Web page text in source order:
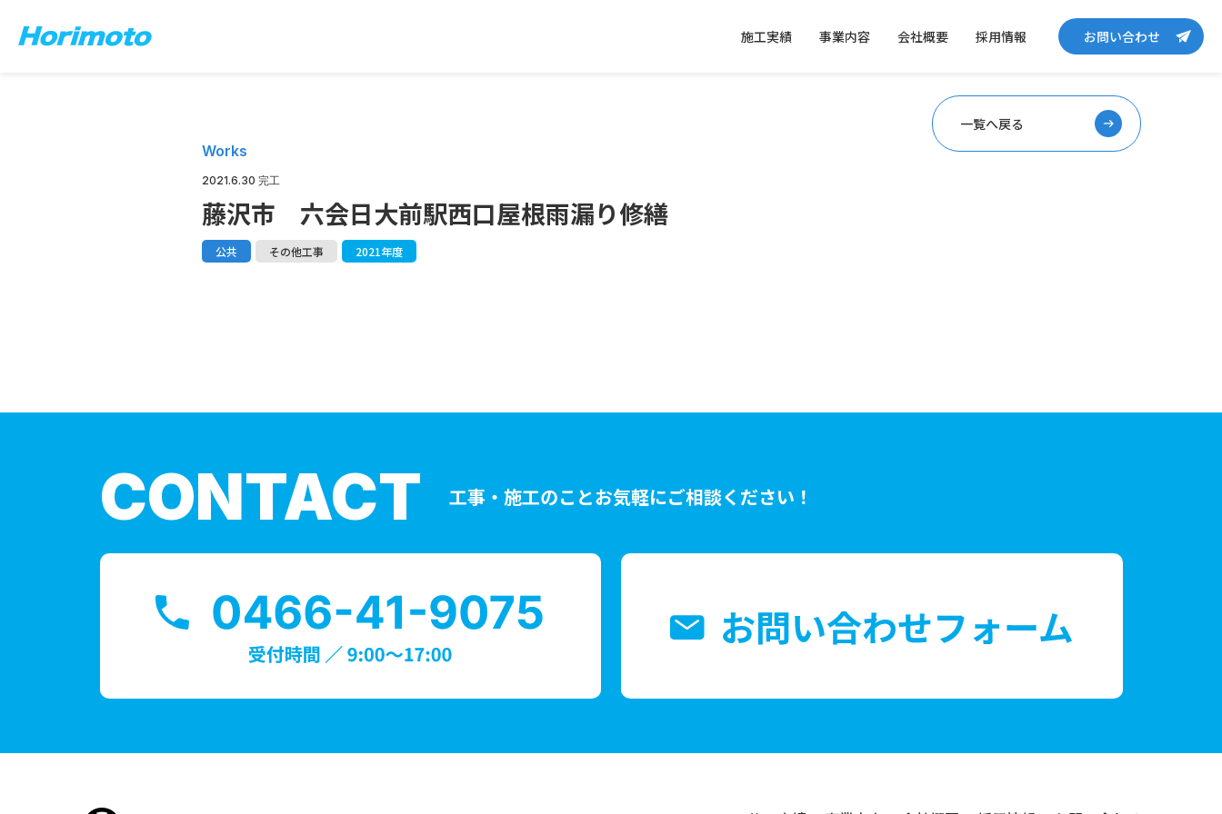
施工実績 事業内容 会社概要 採用情報 お問い合わせ
Works
2021.6.30 完工
藤沢市 六会日大前駅西口屋根雨漏り修繕
公共 その他工事 2021年度
一覧へ戻る
CONTACT 工事・施工のことお気軽にご相談ください！